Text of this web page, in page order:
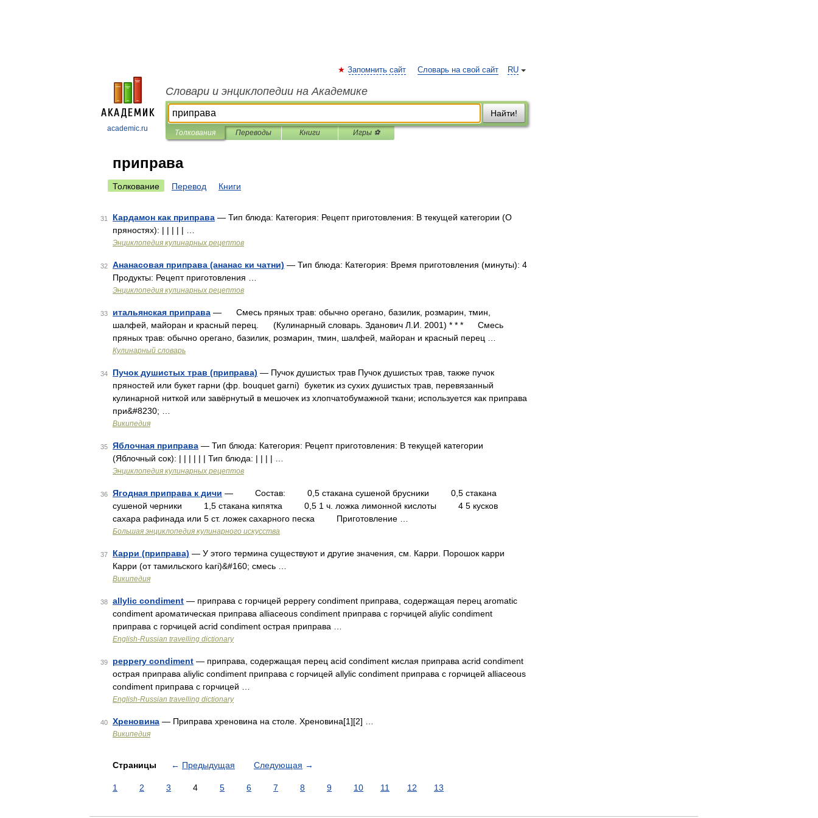
academic.ru
RU
Запомнить сайт Словарь на свой сайт
Словари и энциклопедии на Академике
Найти!
Толкования Переводы Книги Игры ⚽
приправа
Толкование Перевод Книги
31 Кардамон как приправа — Тип блюда: Категория: Рецепт приготовления: В текущей категории (О
пряностях): | | | | | …
Энциклопедия кулинарных рецептов
32 Ананасовая приправа (ананас ки чатни) — Тип блюда: Категория: Время приготовления (минуты): 4
Продукты: Рецепт приготовления …
Энциклопедия кулинарных рецептов
33 итальянская приправа — Смесь пряных трав: обычно орегано, базилик, розмарин, тмин,
шалфей, майоран и красный перец. (Кулинарный словарь. Зданович Л.И. 2001) * * * Смесь
пряных трав: обычно орегано, базилик, розмарин, тмин, шалфей, майоран и красный перец …
Кулинарный словарь
34 Пучок душистых трав (приправа) — Пучок душистых трав Пучок душистых трав, также пучок
пряностей или букет гарни (фр. bouquet garni) букетик из сухих душистых трав, перевязанный
кулинарной ниткой или завёрнутый в мешочек из хлопчатобумажной ткани; используется как приправа
при&#8230; …
Википедия
35 Яблочная приправа — Тип блюда: Категория: Рецепт приготовления: В текущей категории
(Яблочный сок): | | | | | | Тип блюда: | | | | …
Энциклопедия кулинарных рецептов
36 Ягодная приправа к дичи — Состав: 0,5 стакана сушеной брусники 0,5 стакана
сушеной черники 1,5 стакана кипятка 0,5 1 ч. ложка лимонной кислоты 4 5 кусков
сахара рафинада или 5 ст. ложек сахарного песка Приготовление …
Большая энциклопедия кулинарного искусства
37 Карри (приправа) — У этого термина существуют и другие значения, см. Карри. Порошок карри
Карри (от тамильского kari)&#160; смесь …
Википедия
38 allylic condiment — приправа с горчицей peppery condiment приправа, содержащая перец aromatic
condiment ароматическая приправа alliaceous condiment приправа с горчицей aliylic condiment
приправа с горчицей acrid condiment острая приправа …
English-Russian travelling dictionary
39 peppery condiment — приправа, содержащая перец acid condiment кислая приправа acrid condiment
острая приправа aliylic condiment приправа с горчицей allylic condiment приправа с горчицей alliaceous
condiment приправа с горчицей …
English-Russian travelling dictionary
40 Хреновина — Приправа хреновина на столе. Хреновина[1][2] …
Википедия
Страницы ← Предыдущая Следующая →
1 2 3 4 5 6 7 8 9 10 11 12 13